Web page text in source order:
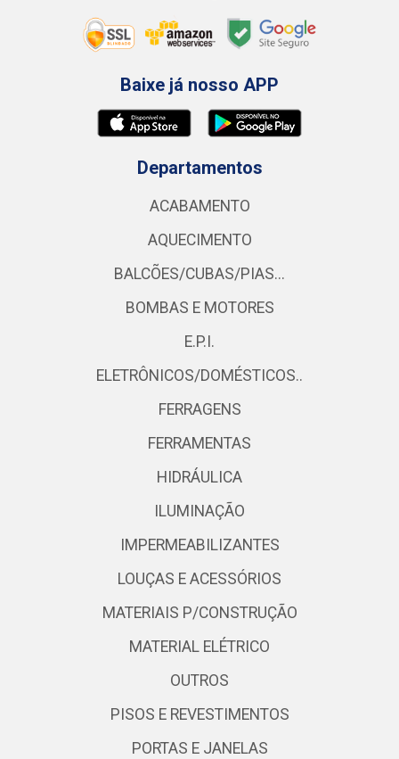
Baixe já nosso APP
Departamentos
ACABAMENTO
AQUECIMENTO
BALCÕES/CUBAS/PIAS...
BOMBAS E MOTORES
E.P.I.
ELETRÔNICOS/DOMÉSTICOS..
FERRAGENS
FERRAMENTAS
HIDRÁULICA
ILUMINAÇÃO
IMPERMEABILIZANTES
LOUÇAS E ACESSÓRIOS
MATERIAIS P/CONSTRUÇÃO
MATERIAL ELÉTRICO
OUTROS
PISOS E REVESTIMENTOS
PORTAS E JANELAS